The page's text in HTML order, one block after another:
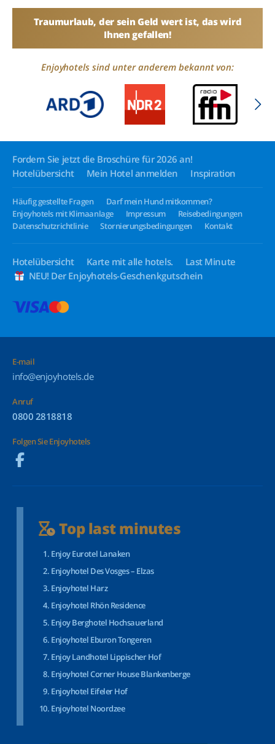
Traumurlaub, der sein Geld wert ist, das wird
Ihnen gefallen!
Enjoyhotels sind unter anderem bekannt von:
Fordern Sie jetzt die Broschüre für 2026 an!
Hotelübersicht
Mein Hotel anmelden Inspiration
Häufig gestellte Fragen
Darf mein Hund mitkommen?
Enjoyhotels mit Klimaanlage
Impressum
Reisebedingungen
Datenschutzrichtlinie
Stornierungsbedingungen Kontakt
Hotelübersicht Karte mit alle hotels.
Last Minute
NEU! Der Enjoyhotels-Geschenkgutschein
E-mail
info@enjoyhotels.de
Anruf
0800 2818818
Folgen Sie Enjoyhotels
Top last minutes
Enjoy Eurotel Lanaken
Enjoyhotel Des Vosges – Elzas
Enjoyhotel Harz
Enjoyhotel Rhön Residence
Enjoy Berghotel Hochsauerland
Enjoyhotel Eburon Tongeren
Enjoy Landhotel Lippischer Hof
Enjoyhotel Corner House Blankenberge
Enjoyhotel Eifeler Hof
Enjoyhotel Noordzee